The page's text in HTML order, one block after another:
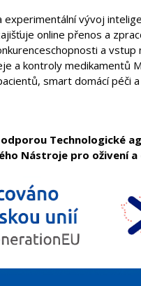
vývoj
online přenos a
a
a kontroly medikamentů
smart domácí péči
Technologické
Nástroje pro oživení